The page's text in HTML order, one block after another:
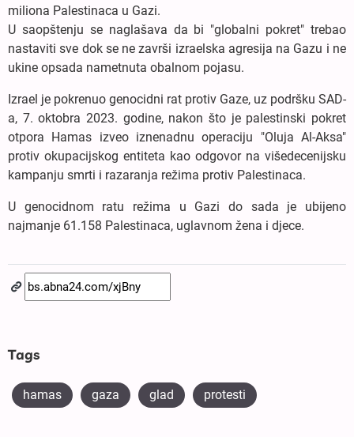
miliona Palestinaca u Gazi.
U saopštenju se naglašava da bi "globalni pokret" trebao
nastaviti sve dok se ne završi izraelska agresija na Gazu i ne
ukine opsada nametnuta obalnom pojasu.
Izrael je pokrenuo genocidni rat protiv Gaze, uz podršku SAD-
a, 7. oktobra 2023. godine, nakon što je palestinski pokret
otpora Hamas izveo iznenadnu operaciju "Oluja Al-Aksa"
protiv okupacijskog entiteta kao odgovor na višedecenijsku
kampanju smrti i razaranja režima protiv Palestinaca.
U genocidnom ratu režima u Gazi do sada je ubijeno
najmanje 61.158 Palestinaca, uglavnom žena i djece.
Tags
hamas gaza glad protesti